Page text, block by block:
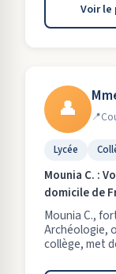
Voir le
👤
Lycée
Mounia C. :
domicile de
Mounia C.,
Archéologie,
collège, met